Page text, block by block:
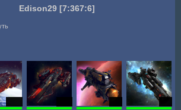
Edison29 [7:367:6]